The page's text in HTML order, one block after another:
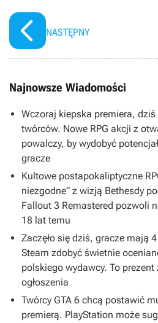
NASTĘPNY
Najnowsze Wiadomości
Wczoraj kiepska premiera,
twórców. Nowe RPG akcji z
powalczy, by wydobyć
gracze
Kultowe postapokaliptyczne
niezgodne” z wizją Bethesdy
Fallout 3 Remastered pozwoli
18 lat temu
Zaczęło się dziś, gracze mają
Steam zdobyć świetnie
polskiego wydawcy. To
ogłoszenia
Twórcy GTA 6 chcą postawić
premierą. PlayStation może